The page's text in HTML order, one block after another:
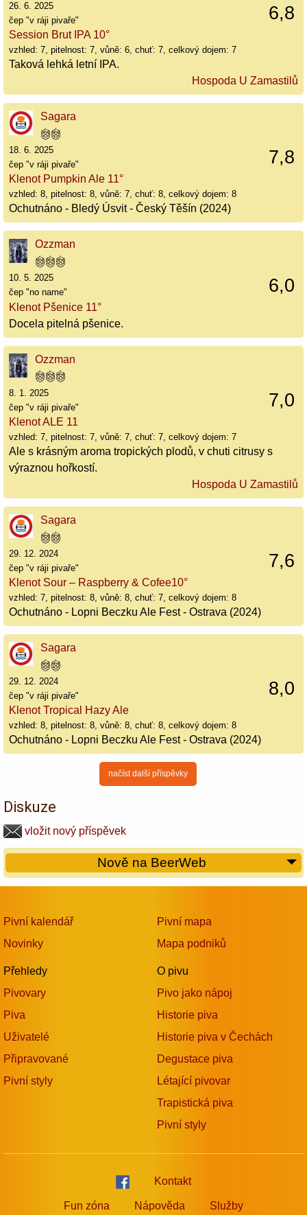
6,8
26. 6. 2025
čep "v ráji pivaře"
Session Brut IPA 10°
vzhled: 7, pitelnost: 7, vůně: 6, chuť: 7, celkový dojem: 7
Taková lehká letní IPA.
Hospoda U Zamastilů
Sagara
7,8
18. 6. 2025
čep "v ráji pivaře"
Klenot Pumpkin Ale 11°
vzhled: 8, pitelnost: 8, vůně: 7, chuť: 8, celkový dojem: 8
Ochutnáno - Bledý Úsvit - Český Těšín (2024)
Ozzman
6,0
10. 5. 2025
čep "no name"
Klenot Pšenice 11°
Docela pitelná pšenice.
Ozzman
7,0
8. 1. 2025
čep "v ráji pivaře"
Klenot ALE 11
vzhled: 7, pitelnost: 7, vůně: 7, chuť: 7, celkový dojem: 7
Ale s krásným aroma tropických plodů, v chuti citrusy s
výraznou hořkostí.
Hospoda U Zamastilů
Sagara
7,6
29. 12. 2024
čep "v ráji pivaře"
Klenot Sour – Raspberry & Cofee10°
vzhled: 7, pitelnost: 8, vůně: 8, chuť: 7, celkový dojem: 8
Ochutnáno - Lopni Beczku Ale Fest - Ostrava (2024)
Sagara
8,0
29. 12. 2024
čep "v ráji pivaře"
Klenot Tropical Hazy Ale
vzhled: 8, pitelnost: 8, vůně: 8, chuť: 8, celkový dojem: 8
Ochutnáno - Lopni Beczku Ale Fest - Ostrava (2024)
načíst další příspěvky
Diskuze
vložit nový příspěvek
Nově na BeerWeb
Pivní kalendář
Novinky
Přehledy
Pivovary
Piva
Uživatelé
Připravované
Pivní styly
Pivní mapa
Mapa podniků
O pivu
Pivo jako nápoj
Historie piva
Historie piva v Čechách
Degustace piva
Létající pivovar
Trapistická piva
Pivní styly
Kontakt
Fun zóna Nápověda Služby